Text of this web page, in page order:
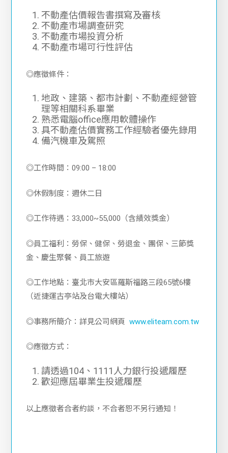
不動產估價報告書撰寫及審核
不動產市場調查研究
不動產市場投資分析
不動產市場可行性評估
◎應徵條件：
地政、建築、都市計劃、不動產經營管
理等相關科系畢業
熟悉電腦office應用軟體操作
具不動產估價實務工作經驗者優先錄用
備汽機車及駕照
◎工作時間：09:00 – 18:00
◎休假制度：週休二日
◎工作待遇：33,000~55,000（含績效獎金）
◎員工福利：勞保、健保、勞退金、團保、三節獎
金、慶生聚餐、員工旅遊
◎工作地點：臺北市大安區羅斯福路三段65號6樓
（近捷運古亭站及台電大樓站）
◎事務所簡介：詳見公司網頁www.eliteam.com.tw
◎應徵方式：
請透過104、1111人力銀行投遞履歷
歡迎應屆畢業生投遞履歷
以上應徵者合者約談，不合者恕不另行通知！